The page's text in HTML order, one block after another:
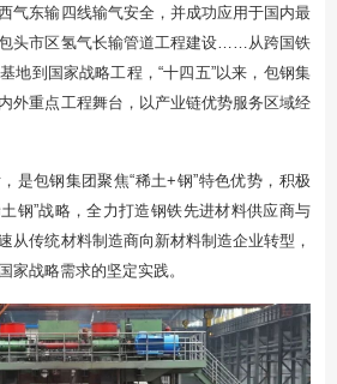
气东输四线输气安全，并成功应用于国内最
头市区氢气长输管道工程建设……从跨国铁
地到国家战略工程，“十四五”以来，包钢集
外重点工程舞台，以产业链优势服务区域经
是包钢集团聚焦“稀土+钢”特色优势，积极
钢”战略，全力打造钢铁先进材料供应商与
从传统材料制造商向新材料制造企业转型，
家战略需求的坚定实践。